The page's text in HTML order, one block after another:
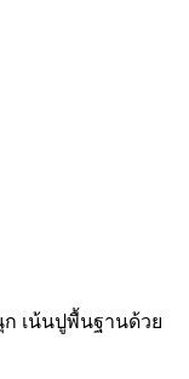
ก เน้นปูพื้นฐานด้วย